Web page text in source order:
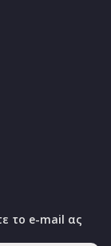
το e-mail ας